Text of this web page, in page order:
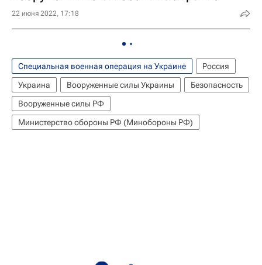
22 июня 2022, 17:18
Специальная военная операция на Украине
Россия
Украина
Вооруженные силы Украины
Безопасность
Вооруженные силы РФ
Министерство обороны РФ (Минобороны РФ)